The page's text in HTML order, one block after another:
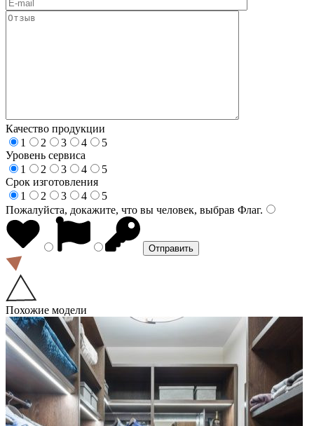
Качество продукции
1
2 3 4
5
Уровень сервиса
1
2 3 4
5
Срок изготовления
1
2 3 4
5
Пожалуйста, докажите, что вы человек, выбрав Флаг.
Похожие модели